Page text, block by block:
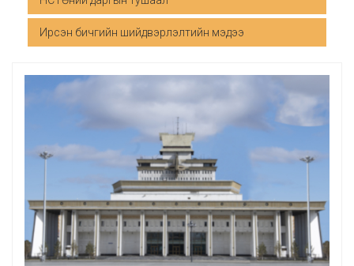
Ирсэн бичгийн шийдвэрлэлтийн мэдээ